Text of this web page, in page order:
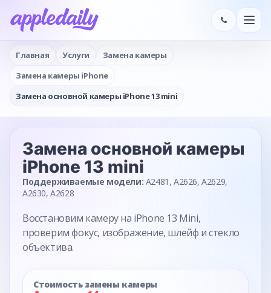
Главная Услуги
Замена камеры
Замена камеры iPhone
Замена основной камеры iPhone 13 mini
Замена основной камеры
iPhone 13 mini
Поддерживаемые модели: A2481, A2626, A2629,
A2630, A2628
Восстановим камеру на iPhone 13 Mini,
проверим фокус, изображение, шлейф и стекло
объектива.
Стоимость замены камеры